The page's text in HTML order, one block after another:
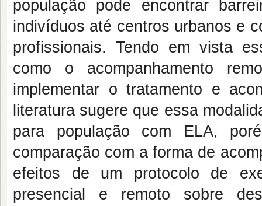
população pode encontrar
indivíduos até centros urbanos e
profissionais. Tendo em vista
como o acompanhamento
implementar o tratamento e
literatura sugere que essa
para população com ELA,
comparação com a forma de
efeitos de um protocolo de
presencial e remoto sobre